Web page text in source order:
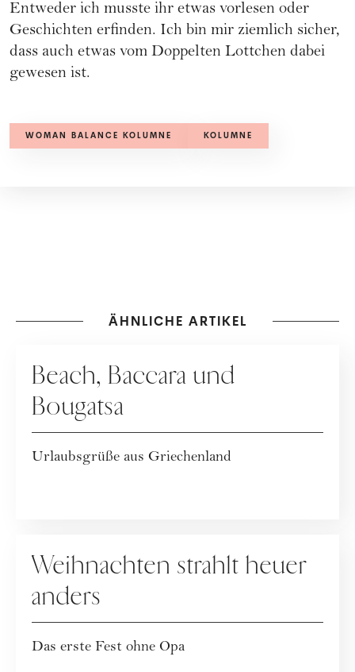
Entweder ich musste ihr etwas vorlesen oder
Geschichten erfinden. Ich bin mir ziemlich sicher,
dass auch etwas vom Doppelten Lottchen dabei
gewesen ist.
WOMAN BALANCE KOLUMNE KOLUMNE
ÄHNLICHE ARTIKEL
Beach, Baccara und
Bougatsa
Urlaubsgrüße aus Griechenland
Weihnachten strahlt heuer
anders
Das erste Fest ohne Opa